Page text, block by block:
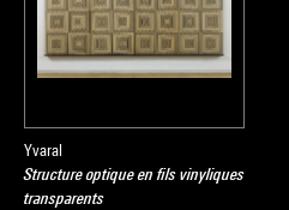
Yvaral
Structure optique en fils vinyliques
transparents